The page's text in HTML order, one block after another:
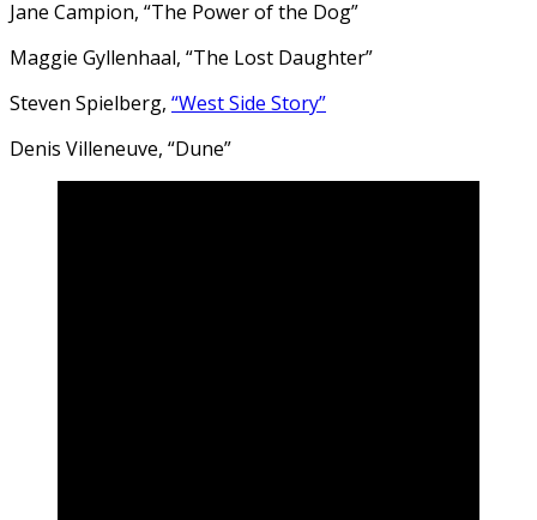
Jane Campion, “The Power of the Dog”
Maggie Gyllenhaal, “The Lost Daughter”
Steven Spielberg, “West Side Story”
Denis Villeneuve, “Dune”